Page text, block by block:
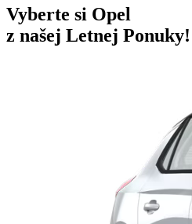
Vyberte si Opel
z našej Letnej Ponuky!